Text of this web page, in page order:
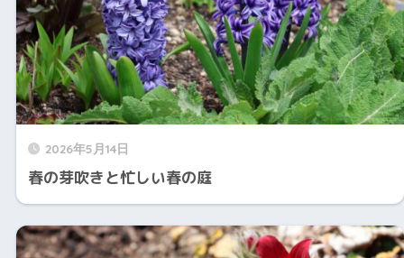
2026年5月14日
春の芽吹きと忙しい春の庭